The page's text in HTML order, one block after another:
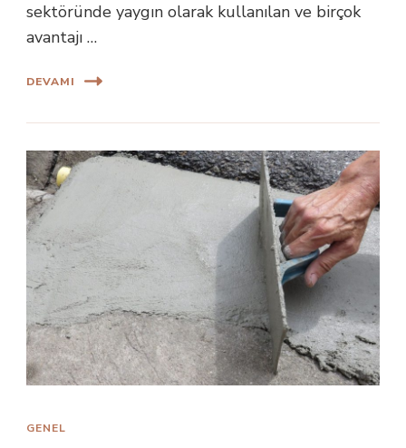
sektöründe yaygın olarak kullanılan ve birçok
avantajı …
DEVAMI
GENEL